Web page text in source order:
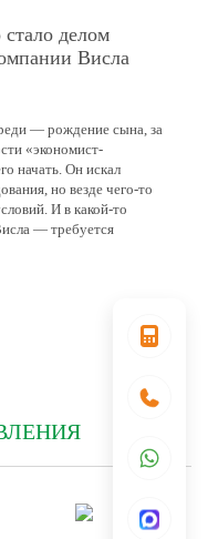
делом
Висла
— рождение сына, за
«экономист-
начать. Он искал
но везде чего-то
И в какой-то
— требуется